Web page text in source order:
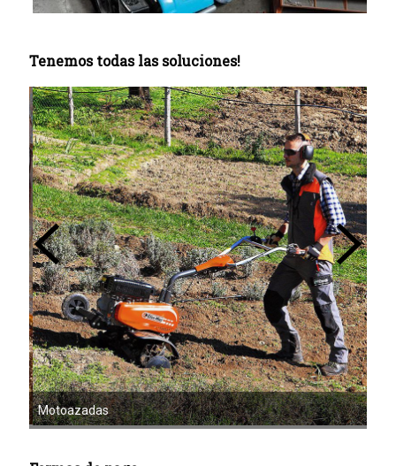
Tenemos todas las soluciones!
Motoazadas